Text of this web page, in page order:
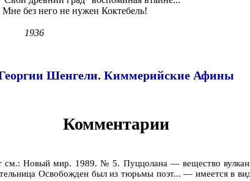
Мне без него не нужен Коктебель!
1936
Шенгели. Киммерийские Афины
Комментарии
см.: Новый мир. 1989. № 5. Пуццолана — вещество
Освобожден был из тюрьмы поэт... — имеется в